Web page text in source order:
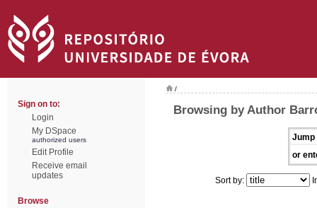
Sign on to:
Login
My DSpace
authorized users
Edit Profile
Receive email
updates
Browse
/
Browsing by Author
Jump
or
Sort by: